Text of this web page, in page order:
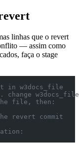
linhas que o revert
— assim como
faça o stage
in w3docs_file
w3docs_file
file, then:
revert commit